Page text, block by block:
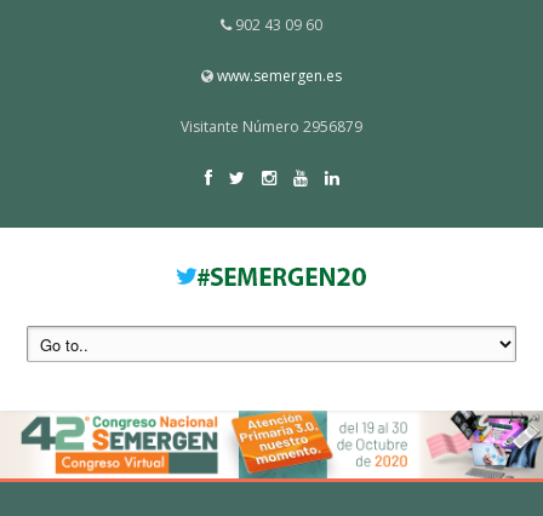
902 43 09 60
www.semergen.es
Visitante Número 2956879